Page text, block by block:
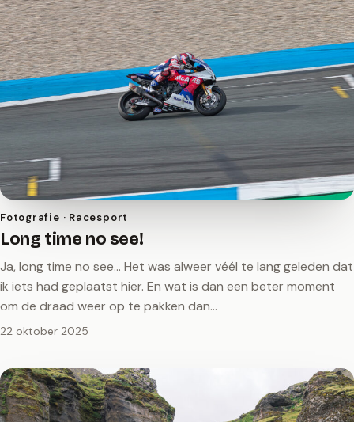
Fotografie · Racesport
Long time no see!
Ja, long time no see… Het was alweer véél te lang geleden dat
ik iets had geplaatst hier. En wat is dan een beter moment
om de draad weer op te pakken dan…
22 oktober 2025